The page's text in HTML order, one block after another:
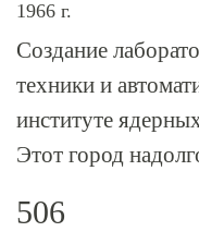
1966 г.
Создание
техники и
институте
Этот город
506